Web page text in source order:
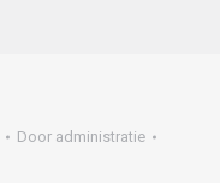
Door administratie